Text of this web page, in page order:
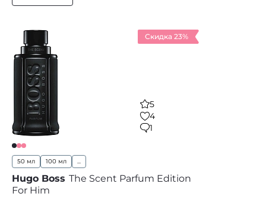
Скидка 23%
5
4
1
50 мл 100 мл ...
Hugo Boss The Scent Parfum Edition
For Him